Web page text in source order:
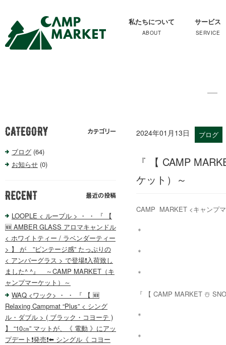
私たちについて サービス
2024年01月13日 ブログ
『 【 CAMP
ケット）～
CAMP MARKET <キャンプ
＊
＊
＊
『 【 CAMP MARKET ☃️
＊
＊
ブログ (64)
お知らせ (0)
LOOPLE < ループル > ・ ・ 『 【
🆕 AMBER GLASS アロマキャンドル
< ホワイトティー / ラベンダーティー
> 】 が ”ビンテージ感” たっぷりの
< アンバーグラス > で登場❗️入荷致し
ました^ ^』 ～CAMP MARKET（キ
ャンプマーケット）～
WAQ <ワック> ・ ・ 『 【 🆕
Relaxing Campmat “Plus” < シング
ル・ダブル > ( ブラック・コヨーテ )
】 “10㎝” マットが、《 電動 》にアッ
プデート❗️発売❗️⬅️ シングル《 コヨー